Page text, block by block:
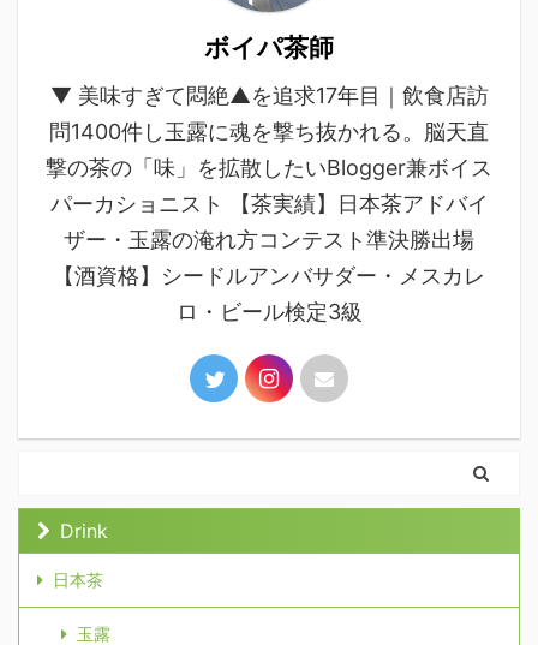
ボイパ茶師
▼ 美味すぎて悶絶▲を追求17年目｜飲食店訪
問1400件し玉露に魂を撃ち抜かれる。脳天直
撃の茶の「味」を拡散したいBlogger兼ボイス
パーカショニスト 【茶実績】日本茶アドバイ
ザー・玉露の淹れ方コンテスト準決勝出場
【酒資格】シードルアンバサダー・メスカレ
ロ・ビール検定3級
Drink
日本茶
玉露